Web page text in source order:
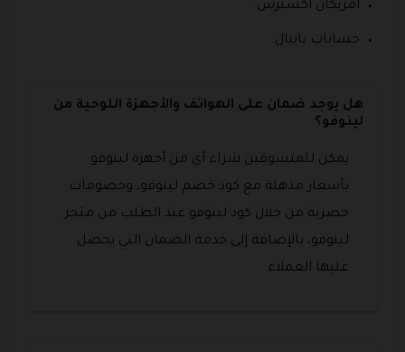
أمريكان اكسبرس.
حسابات بايبال.
هل يوجد ضمان على الهواتف والأجهزة اللوحية من
لينوفو؟
يمكن للمتسوقين شراء أي من أجهزة لينوفو
بأسعار مذهلة مع كود خصم لينوفو، وخصومات
حصرية من خلال كود لينوفو عند الطلب من متجر
لينوفو، بالإضافة إلى خدمة الضمان التي يحصل
عليها العملاء.